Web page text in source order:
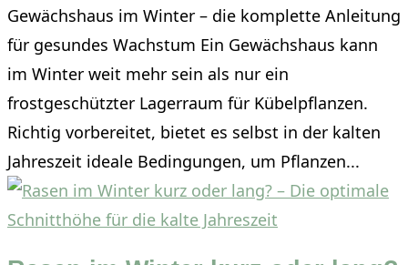
Gewächshaus im Winter – die komplette Anleitung
für gesundes Wachstum Ein Gewächshaus kann
im Winter weit mehr sein als nur ein
frostgeschützter Lagerraum für Kübelpflanzen.
Richtig vorbereitet, bietet es selbst in der kalten
Jahreszeit ideale Bedingungen, um Pflanzen...